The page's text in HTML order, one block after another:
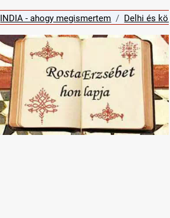
INDIA - ahogy megismertem Delhi és